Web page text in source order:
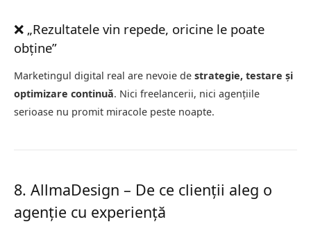
❌ „Rezultatele vin repede, oricine le poate
obține”
Marketingul digital real are nevoie de strategie, testare și
optimizare continuă. Nici freelancerii, nici agențiile
serioase nu promit miracole peste noapte.
8. AllmaDesign – De ce clienții aleg o
agenție cu experiență